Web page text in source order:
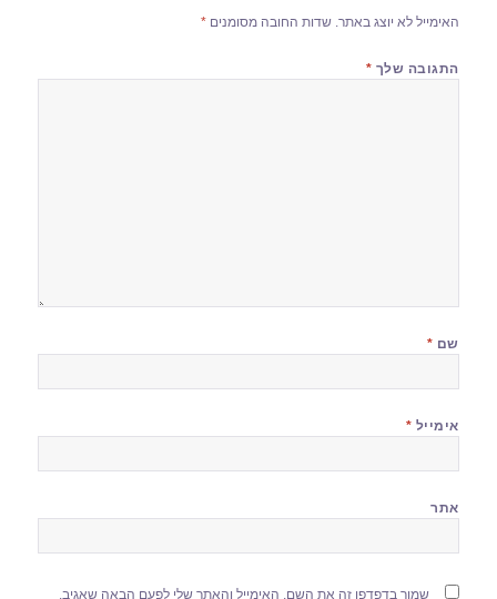
האימייל לא יוצג באתר. שדות החובה מסומנים*
התגובה שלך *
שם *
אימייל *
אתר
שמור בדפדפן זה את השם, האימייל והאתר שלי לפעם הבאה שאגיב.